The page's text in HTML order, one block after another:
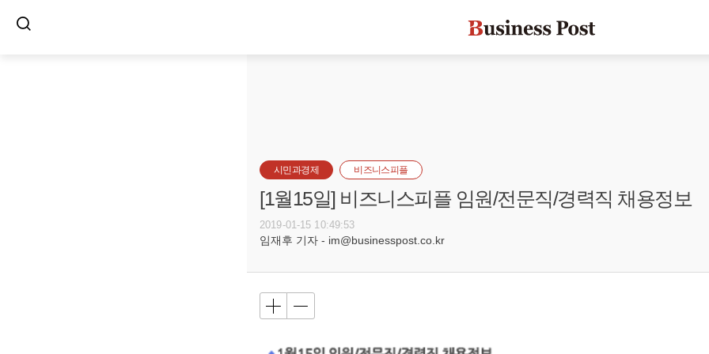
시민과경제 비즈니스피플
[1월15일] 비즈니스피플 임원/전문직/경력직 채용정보
2019-01-15 10:49:53
임재후 기자 - im@businesspost.co.kr